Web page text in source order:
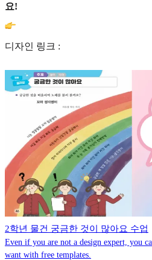
요!
디자인 링크 :
2학년 물건 궁금한 것이 많아요 수업
Even if you are not a design expert, you
want with free templates.